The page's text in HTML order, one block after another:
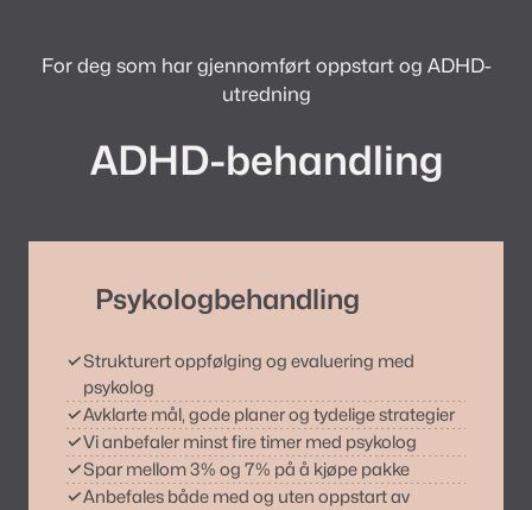
For deg som har gjennomført oppstart og ADHD-
utredning
ADHD-behandling
Psykologbehandling
✓Strukturert oppfølging og evaluering med
psykolog
✓Avklarte mål, gode planer og tydelige strategier
✓Vi anbefaler minst fire timer med psykolog
✓Spar mellom 3% og 7% på å kjøpe pakke
✓Anbefales både med og uten oppstart av